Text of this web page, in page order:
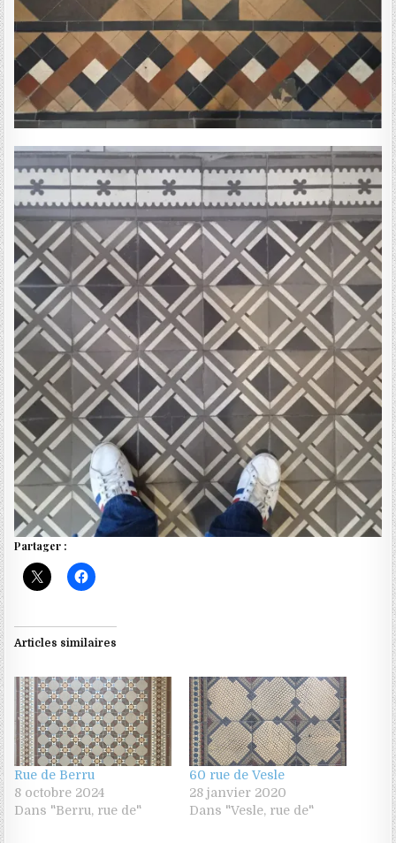
Partager :
Articles similaires
Rue de Berru
8 octobre 2024
Dans "Berru, rue de"
60 rue de Vesle
28 janvier 2020
Dans "Vesle, rue de"